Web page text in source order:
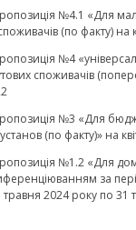
№4.1 «Для
(по факту) на
№4
споживачів
№3 «Для
(по факту)» на
№1.2 «Для
за
травня 2024 року по 31